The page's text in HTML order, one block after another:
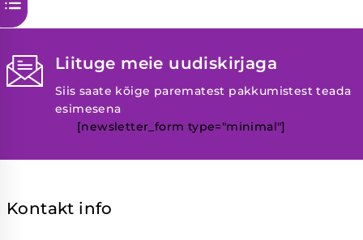
Liituge meie uudiskirjaga
Siis saate kõige parematest pakkumistest teada
esimesena
[newsletter_form type="minimal"]
Kontakt info